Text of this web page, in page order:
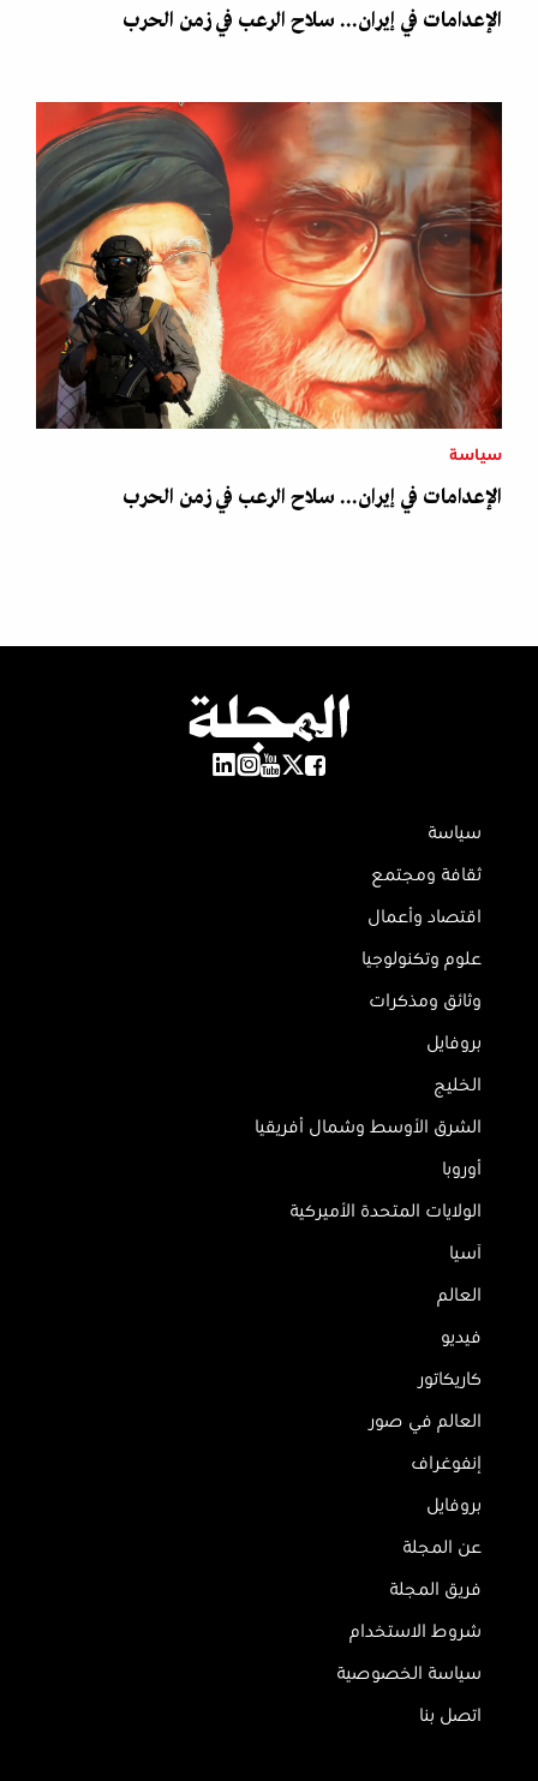
الإعدامات في إيران... سلاح الرعب في زمن الحرب
سياسة
الإعدامات في إيران... سلاح الرعب في زمن الحرب
سياسة
ثقافة ومجتمع
اقتصاد وأعمال
علوم وتكنولوجيا
وثائق ومذكرات
بروفايل
الخليج
الشرق الأوسط وشمال أفريقيا
أوروبا
الولايات المتحدة الأميركية
آسيا
العالم
فيديو
كاريكاتور
العالم في صور
إنفوغراف
بروفايل
عن المجلة
فريق المجلة
شروط الاستخدام
سياسة الخصوصية
اتصل بنا